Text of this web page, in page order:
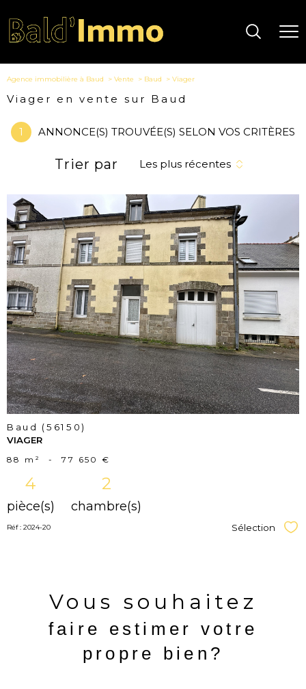
Agence immobilière à Baud Vente Baud Viager
Viager en vente sur Baud
1 ANNONCE(S) TROUVÉE(S) SELON VOS CRITÈRES
Trier par Les plus récentes
voir le
bien
Baud (56150)
VIAGER
88 m² - 77 650 €
4
pièce(s)
2
chambre(s)
Réf : 2024-20 Sélection
Vous souhaitez
faire estimer votre
propre bien?